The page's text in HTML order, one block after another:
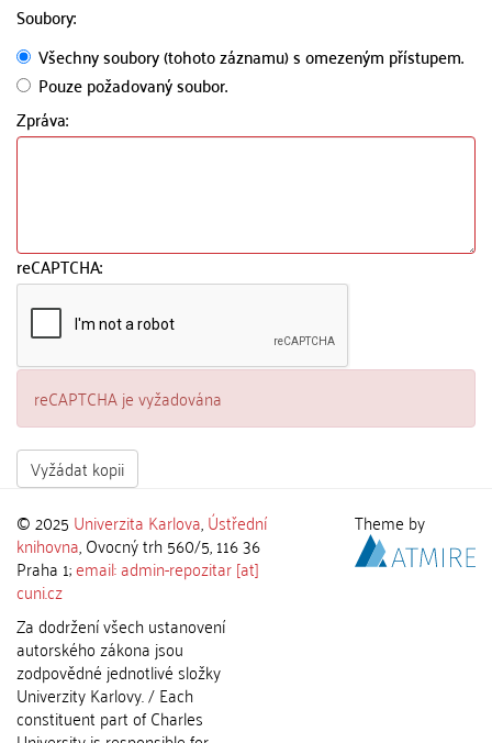
Soubory:
Všechny soubory (tohoto záznamu) s omezeným přístupem.
Pouze požadovaný soubor.
Zpráva:
reCAPTCHA:
reCAPTCHA je vyžadována
Vyžádat kopii
© 2025 Univerzita Karlova,Ústřední
knihovna, Ovocný trh 560/5, 116 36
Praha 1;email: admin-repozitar [at]
cuni.cz
Za dodržení všech ustanovení
autorského zákona jsou
zodpovědné jednotlivé složky
Univerzity Karlovy. / Each
constituent part of Charles
Theme by